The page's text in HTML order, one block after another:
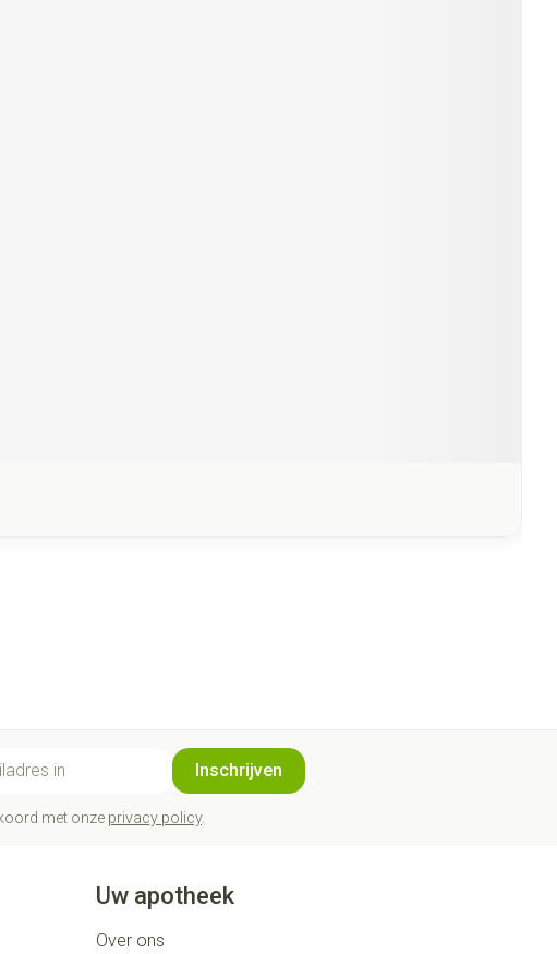
Inschrijven
met onze privacy policy.
Uw apotheek
Over ons